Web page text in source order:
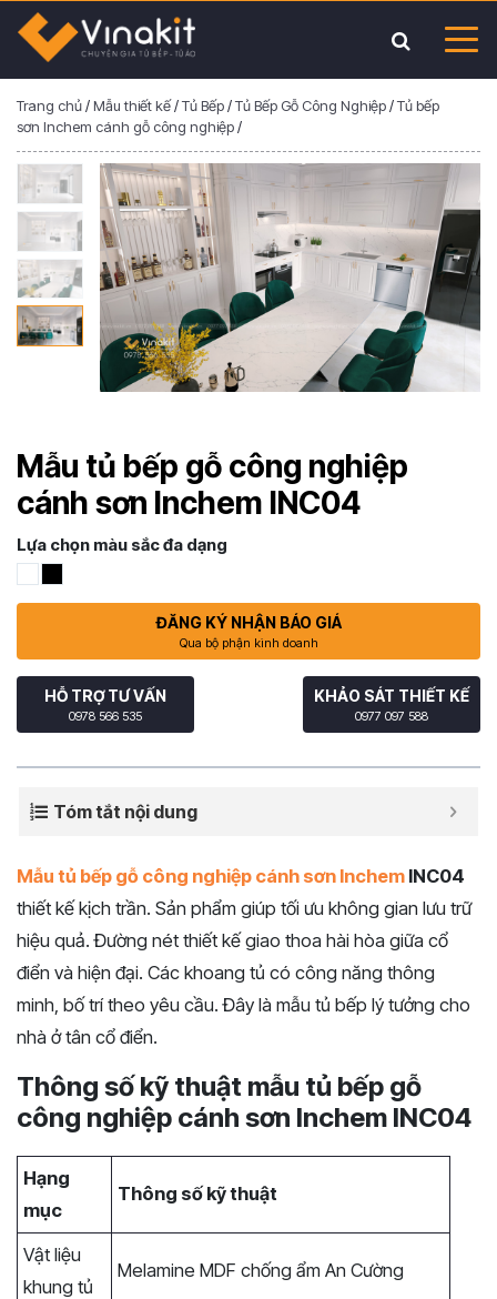
Trang chủ/Mẫu thiết kế/Tủ Bếp/Tủ Bếp Gỗ Công Nghiệp/Tủ bếp
sơn Inchem cánh gỗ công nghiệp/
Mẫu tủ bếp gỗ công nghiệp
cánh sơn Inchem INC04
Lựa chọn màu sắc đa dạng
ĐĂNG KÝ NHẬN BÁO GIÁ
Qua bộ phận kinh doanh
HỖ TRỢ TƯ VẤN
0978 566 535
KHẢO SÁT THIẾT KẾ
0977 097 588
Tóm tắt nội dung
Mẫu tủ bếp gỗ công nghiệp cánh sơn Inchem INC04
thiết kế kịch trần. Sản phẩm giúp tối ưu không gian lưu trữ
hiệu quả. Đường nét thiết kế giao thoa hài hòa giữa cổ
điển và hiện đại. Các khoang tủ có công năng thông
minh, bố trí theo yêu cầu. Đây là mẫu tủ bếp lý tưởng cho
nhà ở tân cổ điển.
Thông số kỹ thuật mẫu tủ bếp gỗ
công nghiệp cánh sơn Inchem INC04
Hạng
mục
Thông số kỹ thuật
Vật liệu
khung tủ
Melamine MDF chống ẩm An Cường